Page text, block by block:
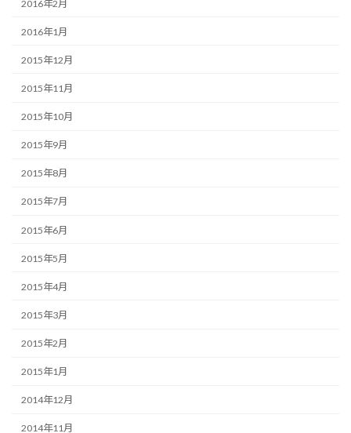
2016年2月
2016年1月
2015年12月
2015年11月
2015年10月
2015年9月
2015年8月
2015年7月
2015年6月
2015年5月
2015年4月
2015年3月
2015年2月
2015年1月
2014年12月
2014年11月